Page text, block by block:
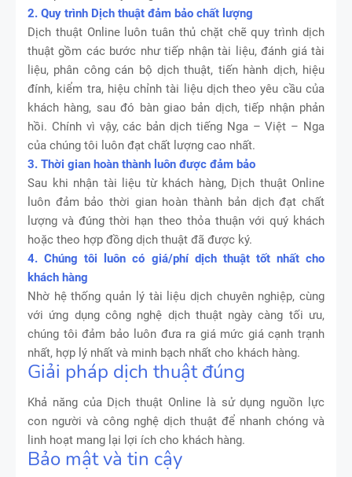
2. Quy trình Dịch thuật đảm bảo chất lượng
Dịch thuật Online luôn tuân thủ chặt chẽ quy trình dịch
thuật gồm các bước như tiếp nhận tài liệu, đánh giá tài
liệu, phân công cán bộ dịch thuật, tiến hành dịch, hiệu
đính, kiểm tra, hiệu chỉnh tài liệu dịch theo yêu cầu của
khách hàng, sau đó bàn giao bản dịch, tiếp nhận phản
hồi. Chính vì vậy, các bản dịch tiếng Nga – Việt – Nga
của chúng tôi luôn đạt chất lượng cao nhất.
3. Thời gian hoàn thành luôn được đảm bảo
Sau khi nhận tài liệu từ khách hàng, Dịch thuật Online
luôn đảm bảo thời gian hoàn thành bản dịch đạt chất
lượng và đúng thời hạn theo thỏa thuận với quý khách
hoặc theo hợp đồng dịch thuật đã được ký.
4. Chúng tôi luôn có giá/phí dịch thuật tốt nhất cho
khách hàng
Nhờ hệ thống quản lý tài liệu dịch chuyên nghiệp, cùng
với ứng dụng công nghệ dịch thuật ngày càng tối ưu,
chúng tôi đảm bảo luôn đưa ra giá mức giá cạnh trạnh
nhất, hợp lý nhất và minh bạch nhất cho khách hàng.
Giải pháp dịch thuật đúng
Khả năng của Dịch thuật Online là sử dụng nguồn lực
con người và công nghệ dịch thuật để nhanh chóng và
linh hoạt mang lại lợi ích cho khách hàng.
Bảo mật và tin cậy